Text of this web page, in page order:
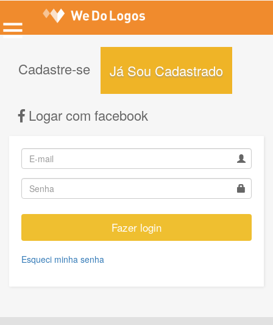
Cadastre-se Já Sou Cadastrado
Logar com facebook
Fazer login
Esqueci minha senha